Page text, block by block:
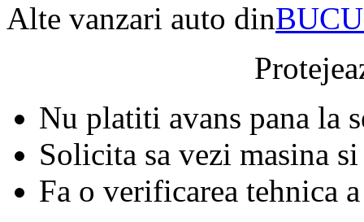
Alte vanzari auto din
Nu platiti avans pana la
Solicita sa vezi masina si
Fa o verificarea tehnica